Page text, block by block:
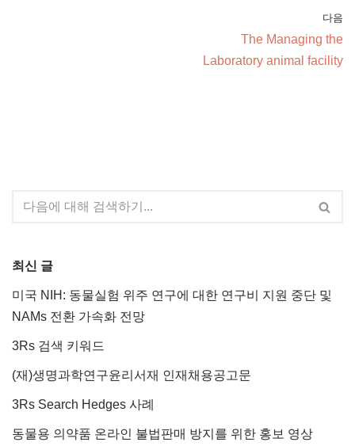
다음
The Managing the
Laboratory animal facility
최신 글
미국 NIH: 동물실험 위주 연구에 대한 연구비 지원 중단 및
NAMs 전환 가속화 전망
3Rs 검색 키워드
(재)생명과학연구윤리서재 인재채용공고문
3Rs Search Hedges 사례
동물용 의약품 온라인 불법판매 방지를 위한 홍보 영상